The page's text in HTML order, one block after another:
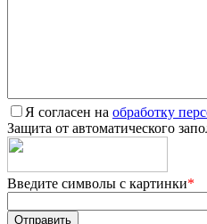
Я согласен на обработку
Защита от автоматического
Введите символы с картинки*